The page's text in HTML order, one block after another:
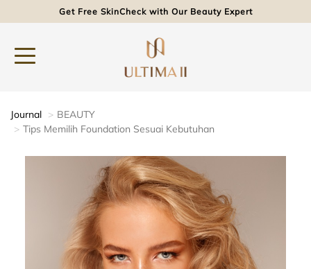
Get Free SkinCheck with Our Beauty Expert
Journal
BEAUTY
Tips Memilih Foundation Sesuai Kebutuhan